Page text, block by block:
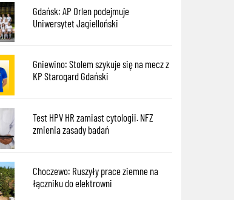
Gdańsk: AP Orlen podejmuje
Uniwersytet Jagielloński
Gniewino: Stolem szykuje się na mecz z
KP Starogard Gdański
Test HPV HR zamiast cytologii. NFZ
zmienia zasady badań
Choczewo: Ruszyły prace ziemne na
łączniku do elektrowni